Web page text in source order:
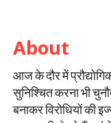
About
आज के दौर में
सुनिश्चित करना भी
बनाकर विरोधियों की